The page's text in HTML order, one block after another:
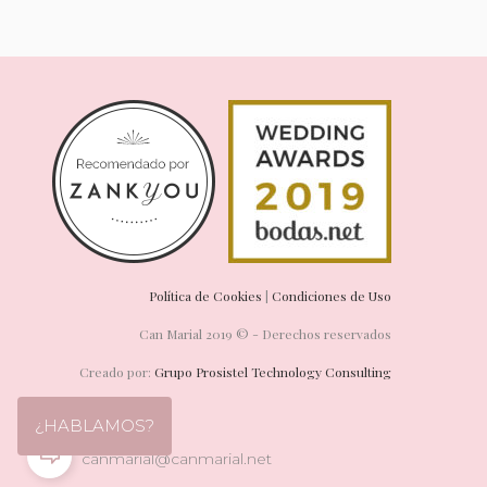
¿HABLAMOS?
Política de Cookies | Condiciones de Uso
Can Marial 2019 © - Derechos reservados
Creado por: Grupo Prosistel Technology Consulting
canmarial@canmarial.net